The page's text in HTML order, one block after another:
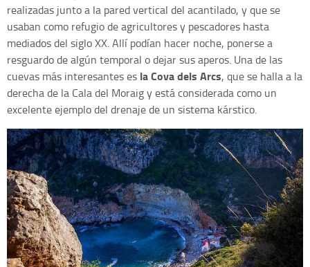
realizadas junto a la pared vertical del acantilado, y que se
usaban como refugio de agricultores y pescadores hasta
mediados del siglo XX. Allí podían hacer noche, ponerse a
resguardo de algún temporal o dejar sus aperos. Una de las
cuevas más interesantes es la Cova dels Arcs, que se halla a la
derecha de la Cala del Moraig y está considerada como un
excelente ejemplo del drenaje de un sistema kárstico.